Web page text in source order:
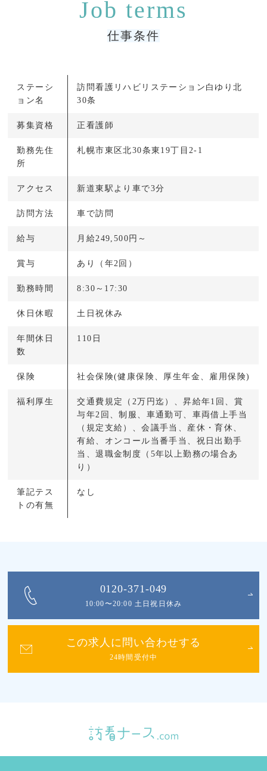
仕事条件
ステーシ
ョン名
訪問看護リハビリステーション白ゆり北
30条
募集資格 正看護師
勤務先住
所
札幌市東区北30条東19丁目2-1
アクセス 新道東駅より車で3分
訪問方法 車で訪問
給与 月給249,500円～
賞与 あり（年2回）
勤務時間 8:30～17:30
休日休暇 土日祝休み
年間休日
数
110日
保険 社会保険(健康保険、厚生年金、雇用保険)
福利厚生
交通費規定（2万円迄）、昇給年1回、賞
与年2回、制服、車通勤可、車両借上手当
（規定支給）、会議手当、産休・育休、
有給、オンコール当番手当、祝日出勤手
当、退職金制度（5年以上勤務の場合あ
り）
筆記テス
トの有無
なし
0120-371-049
10:00〜20:00 土日祝日休み
この求人に問い合わせする
24時間受付中